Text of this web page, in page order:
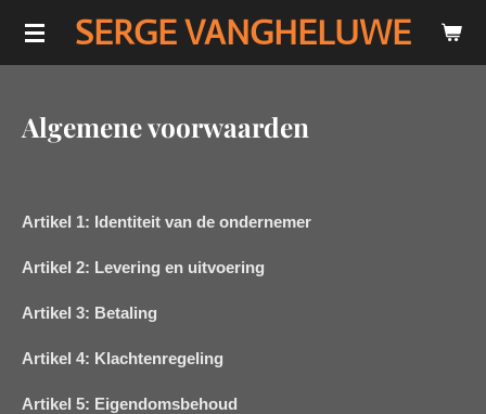
Ga
hoofdinhoud
SERGE VANGHELUWE
Algemene voorwaarden
Artikel 1: Identiteit van de ondernemer
Artikel 2: Levering en uitvoering
Artikel 3: Betaling
Artikel 4: Klachtenregeling
Artikel 5: Eigendomsbehoud